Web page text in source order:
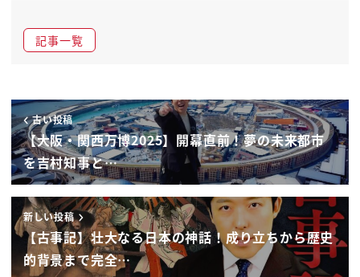
2年ちょいみたいな うん
続いてる趣味なんですよ 良かった はい
本当にあの入り口が色々あるからいいし
グローバルだし うん
あの面白いと思うよって もうドンピシャで
お茶って言っていただいたので
うん なんでお茶っていきなり
出たんですかあの時
いやだから一生続けられる趣味
記事一覧
古い投稿
【大阪・関西万博2025】開幕直前！夢の未来都市
を吉村知事と…
新しい投稿
【古事記】壮大なる日本の神話！成り立ちから歴史
的背景まで完全…